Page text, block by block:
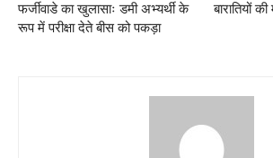
फर्जीवाडे का खुलासाः डमी अभ्यर्थी के
रूप में परीक्षा देते बीस को पकड़ा
बारातियों